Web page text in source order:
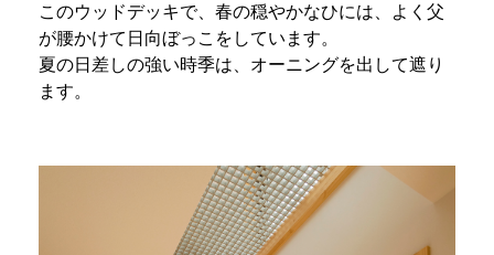
このウッドデッキで、春の穏やかなひには、よく父
が腰かけて日向ぼっこをしています。
夏の日差しの強い時季は、オーニングを出して遮り
ます。